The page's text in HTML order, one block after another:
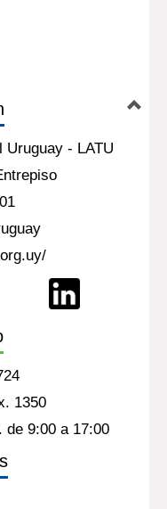
Uruguay - LATU
1350
de 9:00 a 17:00